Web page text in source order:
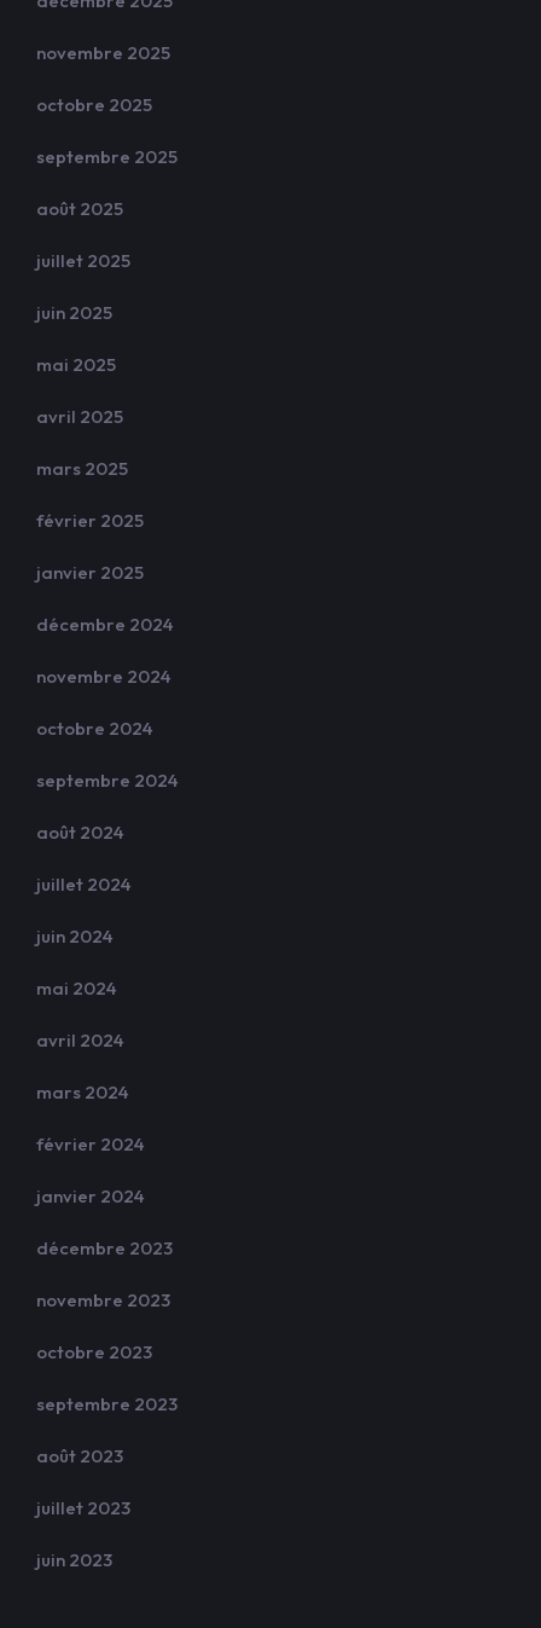
novembre 2025
octobre 2025
septembre 2025
août 2025
juillet 2025
juin 2025
mai 2025
avril 2025
mars 2025
février 2025
janvier 2025
décembre 2024
novembre 2024
octobre 2024
septembre 2024
août 2024
juillet 2024
juin 2024
mai 2024
avril 2024
mars 2024
février 2024
janvier 2024
décembre 2023
novembre 2023
octobre 2023
septembre 2023
août 2023
juillet 2023
juin 2023